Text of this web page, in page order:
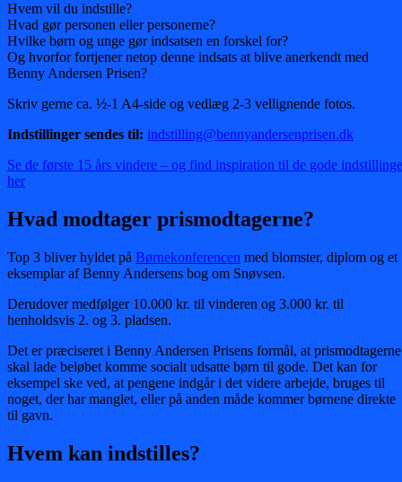
Hvem vil du indstille?
Hvad gør personen eller personerne?
Hvilke børn og unge gør indsatsen en forskel for?
Og hvorfor fortjener netop denne indsats at blive anerkendt med
Benny Andersen Prisen?
Skriv gerne ca. ½-1 A4-side og vedlæg 2-3 vellignende fotos.
Indstillinger sendes til: indstilling@bennyandersenprisen.dk
Se de første 15 års vindere – og find inspiration til de gode
her
Hvad modtager prismodtagerne?
Top 3 bliver hyldet på Børnekonferencen med blomster, diplom og et
eksemplar af Benny Andersens bog om Snøvsen.
Derudover medfølger 10.000 kr. til vinderen og 3.000 kr. til
henholdsvis 2. og 3. pladsen.
Det er præciseret i Benny Andersen Prisens formål, at prismodtagerne
skal lade beløbet komme socialt udsatte børn til gode. Det kan for
eksempel ske ved, at pengene indgår i det videre arbejde, bruges til
noget, der har manglet, eller på anden måde kommer børnene direkte
til gavn.
Hvem kan indstilles?